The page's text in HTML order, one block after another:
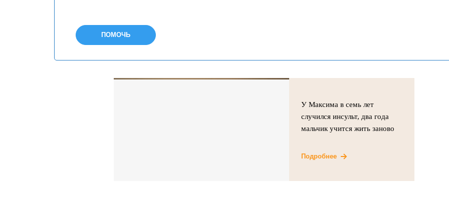
ПОМОЧЬ
У Максима в семь лет
случился инсульт, два года
мальчик учится жить заново
Подробнее